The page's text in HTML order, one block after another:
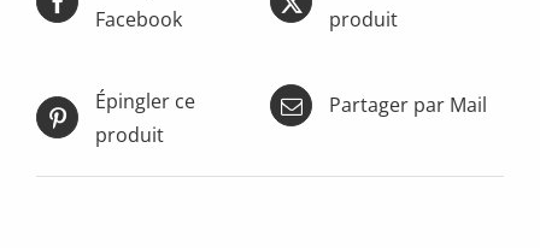
Facebook
produit
Épingler ce
produit
Partager par Mail